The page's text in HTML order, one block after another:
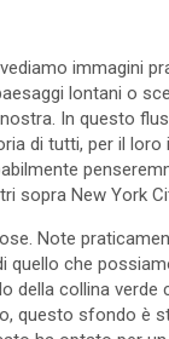
vediamo immagini
lontani o
In questo
di tutti, per il
sopra New York
Note
che
della collina
questo sfondo è